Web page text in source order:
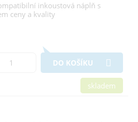
inkoustová náplň s
ceny a kvality
DO KOŠÍKU
skladem